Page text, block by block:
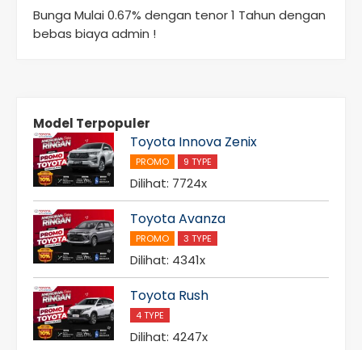
Bunga Mulai 0.67% dengan tenor 1 Tahun dengan
bebas biaya admin !
Model Terpopuler
Toyota Innova Zenix
PROMO 9 TYPE
Dilihat: 7724x
Toyota Avanza
PROMO 3 TYPE
Dilihat: 4341x
Toyota Rush
4 TYPE
Dilihat: 4247x